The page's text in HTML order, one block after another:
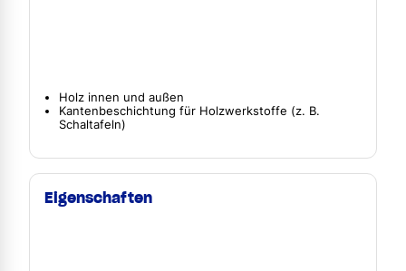
Holz innen und außen
Kantenbeschichtung für Holzwerkstoffe (z. B.
Schaltafeln)
Eigenschaften